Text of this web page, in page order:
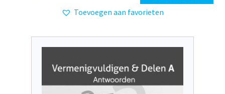
heeft
variaties.
Deze
optie
kan
gekozen
Toevoegen aan favorieten